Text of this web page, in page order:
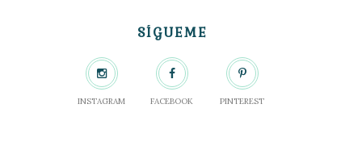
SÍGUEME
INSTAGRAM FACEBOOK PINTEREST